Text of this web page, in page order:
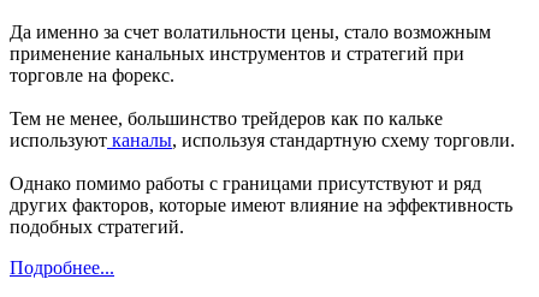
Да именно за счет волатильности цены, стало возможным
применение канальных инструментов и стратегий при
торговле на форекс.
Тем не менее, большинство трейдеров как по кальке
используют каналы, используя стандартную схему торговли.
Однако помимо работы с границами присутствуют и ряд
других факторов, которые имеют влияние на эффективность
подобных стратегий.
Подробнее...